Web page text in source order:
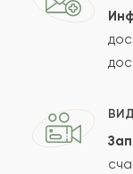
Сколько
Отзыв
Проверяем